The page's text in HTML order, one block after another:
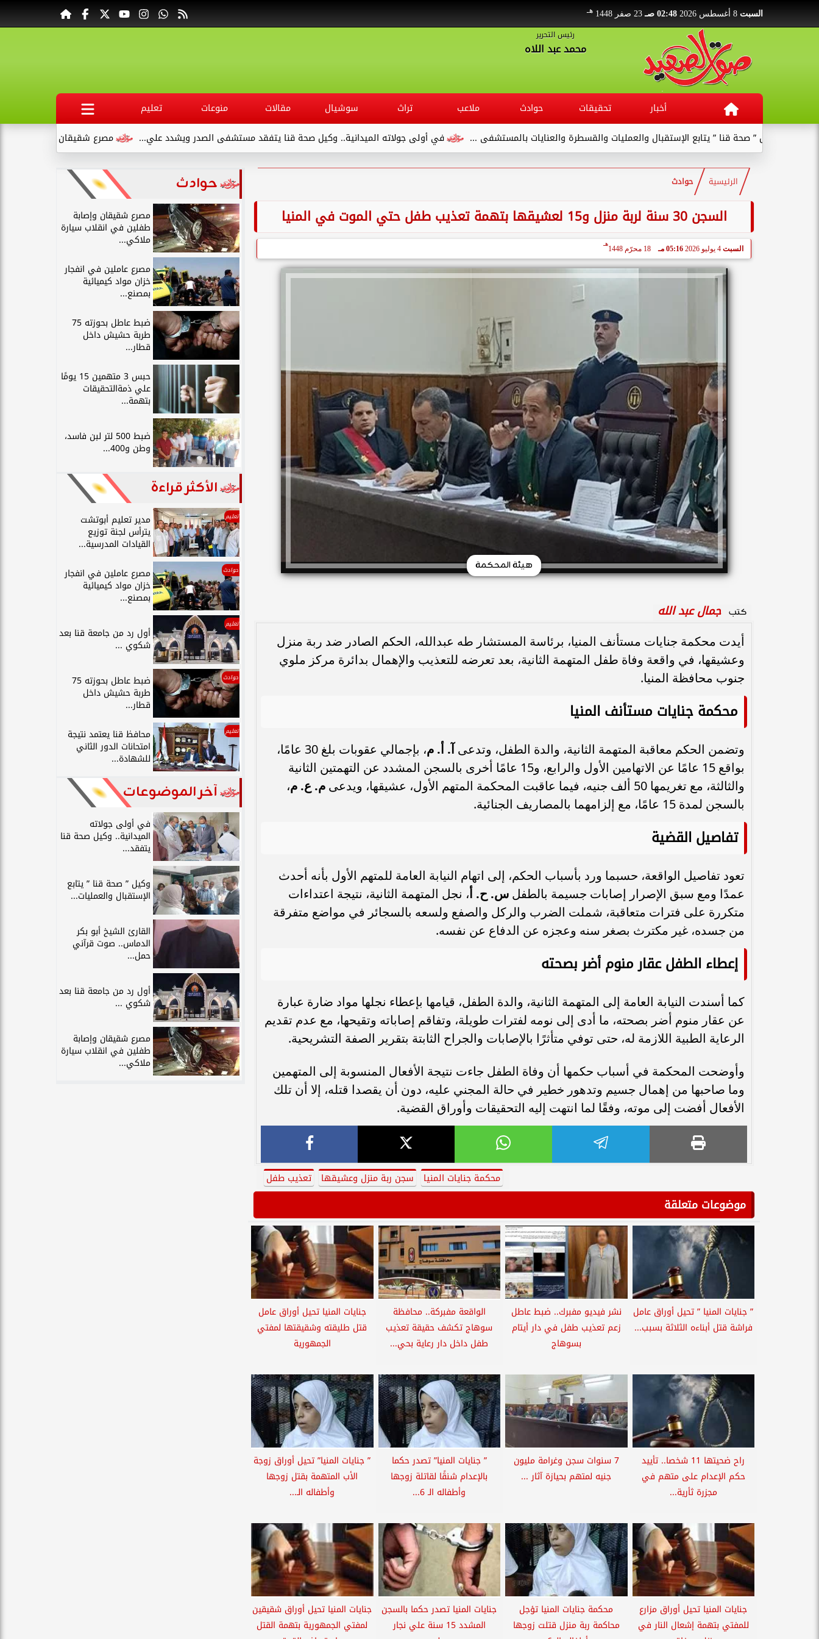
السبت 02:48 صـ 23 صفر 1448 هـ
رئيس التحرير
محمد عبد اللاه
أخبار تحقيقات حوادث ملاعب تراث سوشيال مقالات منوعات
تعليم
مصرع شقيقان وإصابة طفلين في
في أولى جولاته الميدانية.. وكيل صحة قنا يتفقد مستشفى الصدر ويشدد علي... ” صحة قنا ” يتابع الإستقبال والعمليات والقسطرة والعنايات بالمستشفى ...
الرئيسية حوادث
السجن 30 سنة لربة منزل و15 لعشيقها بتهمة تعذيب طفل حتي الموت في المنيا
السبت 4 يوليو 2026 05:16 مـ 18 محرّم 1448
هـ
هيئة المحكمة
كتب جمال عبد الله
أيدت محكمة جنايات مستأنف المنيا، برئاسة المستشار طه عبدالله، الحكم الصادر ضد ربة منزل
وعشيقها، في واقعة وفاة طفل المتهمة الثانية، بعد تعرضه للتعذيب والإهمال بدائرة مركز ملوي
جنوب محافظة المنيا.
محكمة جنايات مستأنف المنيا
وتضمن الحكم معاقبة المتهمة الثانية، والدة الطفل، وتدعىآ. أ. م
، بإجمالي عقوبات بلغ 30 عامًا،
بواقع 15 عامًا عن الاتهامين الأول والرابع، و15 عامًا أخرى بالسجن المشدد عن التهمتين الثانية
والثالثة، مع تغريمها 50 ألف جنيه، فيما عاقبت المحكمة المتهم الأول، عشيقها، ويدعى
م. ع. م،
بالسجن لمدة 15 عامًا، مع إلزامهما بالمصاريف الجنائية.
تفاصيل القضية
تعود تفاصيل الواقعة، حسبما ورد بأسباب الحكم، إلى اتهام النيابة العامة للمتهم الأول بأنه أحدث
عمدًا ومع سبق الإصرار إصابات جسيمة بالطفل س. ح. أ، نجل المتهمة الثانية، نتيجة اعتداءات
متكررة على فترات متعاقبة، شملت الضرب والركل والصفع ولسعه بالسجائر في مواضع متفرقة
من جسده، غير مكترث بصغر سنه وعجزه عن الدفاع عن نفسه.
إعطاء الطفل عقار منوم أضر بصحته
كما أسندت النيابة العامة إلى المتهمة الثانية، والدة الطفل، قيامها بإعطاء نجلها مواد ضارة عبارة
عن عقار منوم أضر بصحته، ما أدى إلى نومه لفترات طويلة، وتفاقم إصاباته وتقيحها، مع عدم تقديم
الرعاية الطبية اللازمة له، حتى توفي متأثرًا بالإصابات والجراح الثابتة بتقرير الصفة التشريحية.
وأوضحت المحكمة في أسباب حكمها أن وفاة الطفل جاءت نتيجة الأفعال المنسوبة إلى المتهمين
وما صاحبها من إهمال جسيم وتدهور خطير في حالة المجني عليه، دون أن يقصدا قتله، إلا أن تلك
الأفعال أفضت إلى موته، وفقًا لما انتهت إليه التحقيقات وأوراق القضية.
محكمة جنايات المنيا سجن ربة منزل وعشيقها تعذيب طفل
موضوعات متعلقة
” جنايات المنيا ” تحيل أوراق عامل
فراشة قتل أبناءه الثلاثة بسبب...
نشر فيديو مفبرك.. ضبط عاطل
زعم تعذيب طفل في دار أيتام
بسوهاج
الواقعة مفبركة.. محافظة
سوهاج تكشف حقيقة تعذيب
طفل داخل دار رعاية بحي...
جنايات المنيا تحيل أوراق عامل
قتل طليقته وشقيقتها لمفتي
الجمهورية
راح ضحيتها 11 شخصا.. تأييد
حكم الإعدام على متهم في
مجزرة ثأرية...
7 سنوات سجن وغرامة مليون
جنيه لمتهم بحيازة آثار ...
” جنايات المنيا” تصدر حكما
بالإعدام شنقًا لقاتلة زوجها
وأطفاله الـ 6...
” جنايات المنيا” تحيل أوراق زوجة
الأب المتهمة بقتل زوجها
وأطفاله الـ...
جنايات المنيا تحيل أوراق مزارع
للمفتي بتهمة إشعال النار في
محكمة جنايات المنيا تؤجل
محاكمة ربة منزل قتلت زوجها
جنايات المنيا تصدر حكما بالسجن
المشدد 15 سنة علي نجار
جنايات المنيا تحيل أوراق شقيقين
لمفتي الجمهورية بتهمة القتل
حوادث
مصرع شقيقان وإصابة
طفلين في انقلاب سيارة
ملاكي...
مصرع عاملين في انفجار
خزان مواد كيميائية
بمصنع...
ضبط عاطل بحوزته 75
طربة حشيش داخل
قطار...
حبس 3 متهمين 15 يومًا
علي ذمةالتحقيقات
بتهمة...
ضبط 500 لتر لبن فاسد،
وطن و400...
الأكثر قراءة
تعليم مدير تعليم أبوتشت
يترأس لجنة توزيع
القيادات المدرسية...
حوادث مصرع عاملين في انفجار
خزان مواد كيميائية
بمصنع...
تعليم
أول رد من جامعة قنا بعد
شكوي ...
حوادث ضبط عاطل بحوزته 75
طربة حشيش داخل
قطار...
تعليم محافظ قنا يعتمد نتيجة
امتحانات الدور الثاني
للشهادة...
آخر الموضوعات
في أولى جولاته
الميدانية.. وكيل صحة قنا
يتفقد...
وكيل ” صحة قنا ” يتابع
الإستقبال والعمليات...
القارئ الشيخ أبو بكر
الدماس.. صوت قرآني
حمل...
أول رد من جامعة قنا بعد
شكوي ...
مصرع شقيقان وإصابة
طفلين في انقلاب سيارة
ملاكي...